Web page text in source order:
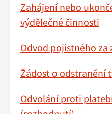
Zahájení nebo
výdělečné činnosti
Odvod pojistného za
Žádost o odstranění
Odvolání proti